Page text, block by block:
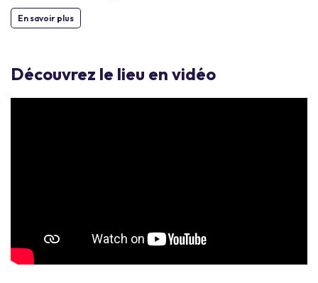
En savoir plus
Découvrez le lieu en vidéo